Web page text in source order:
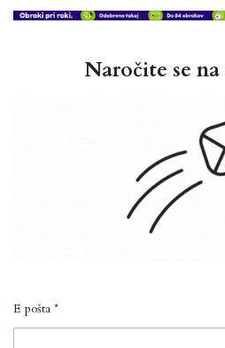
Naročite se
E pošta *